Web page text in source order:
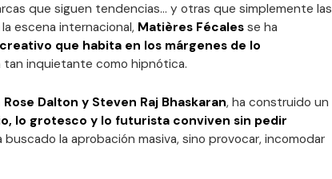
que siguen tendencias… y otras que simplemente las
escena internacional, Matières Fécales se ha
que habita en los márgenes de lo
inquietante como hipnótica.
Rose Dalton y Steven Raj Bhaskaran, ha construido un
lo grotesco y lo futurista conviven sin pedir
la aprobación masiva, sino provocar, incomodar